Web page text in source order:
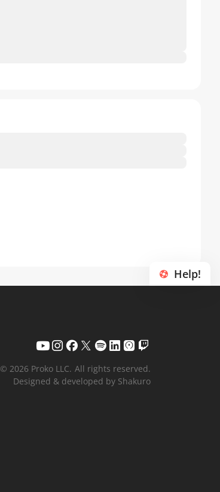
Help!
© 2026 Proko LLC. All rights reserved.
Designed & developed by Shakuro